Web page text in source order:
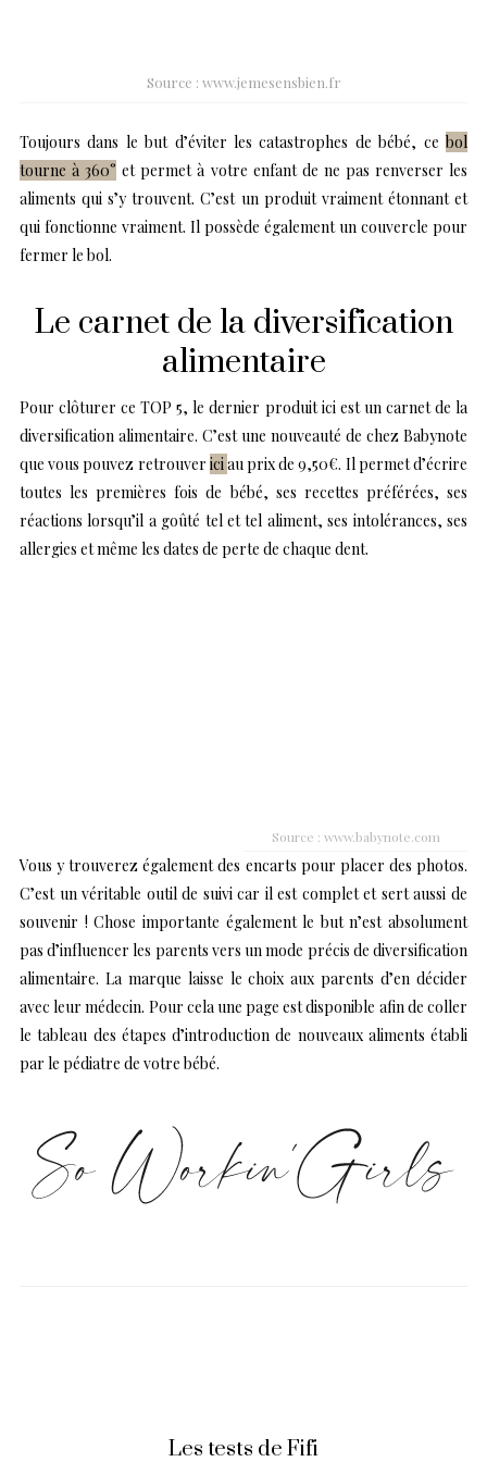
Source : www.jemesensbien.fr
Toujours dans le but d’éviter les catastrophes de bébé, cebol
tourne à 360° et permet à votre enfant de ne pas renverser les
aliments qui s’y trouvent. C’est un produit vraiment étonnant et
qui fonctionne vraiment. Il possède également un couvercle pour
fermer le bol.
Le carnet de la diversification
alimentaire
Pour clôturer ce TOP 5, le dernier produit ici est un carnet de la
diversification alimentaire. C’est une nouveauté de chez Babynote
que vous pouvez retrouver ici au prix de 9,50€. Il permet d’écrire
toutes les premières fois de bébé, ses recettes préférées, ses
réactions lorsqu’il a goûté tel et tel aliment, ses intolérances, ses
allergies et même les dates de perte de chaque dent.
Source : www.babynote.com
Vous y trouverez également des encarts pour placer des photos.
C’est un véritable outil de suivi car il est complet et sert aussi de
souvenir ! Chose importante également le but n’est absolument
pas d’influencer les parents vers un mode précis de diversification
alimentaire. La marque laisse le choix aux parents d’en décider
avec leur médecin. Pour cela une page est disponible afin de coller
le tableau des étapes d’introduction de nouveaux aliments établi
par le pédiatre de votre bébé.
Les tests de Fifi